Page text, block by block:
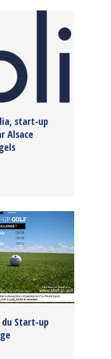
start-up
Alsace
du Start-up